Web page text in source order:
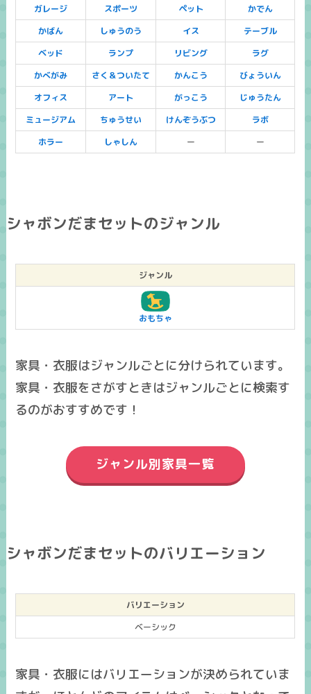
ガレージ
スポーツ ペット
かでん
かばん
しゅうのう イス
テーブル
ベッド
ランプ リビング
ラグ
かべがみ
さく＆ついたて かんこう
びょういん
オフィス
アート がっこう
じゅうたん
ミュージアム
ちゅうせい けんぞうぶつ
ラボ
ホラー
しゃしん ー ー
シャボンだまセットのジャンル
ジャンル
おもちゃ
家具・衣服はジャンルごとに分けられています。
家具・衣服をさがすときはジャンルごとに検索す
るのがおすすめです！
ジャンル別家具一覧
シャボンだまセットのバリエーション
バリエーション
ベーシック
家具・衣服にはバリエーションが決められていま